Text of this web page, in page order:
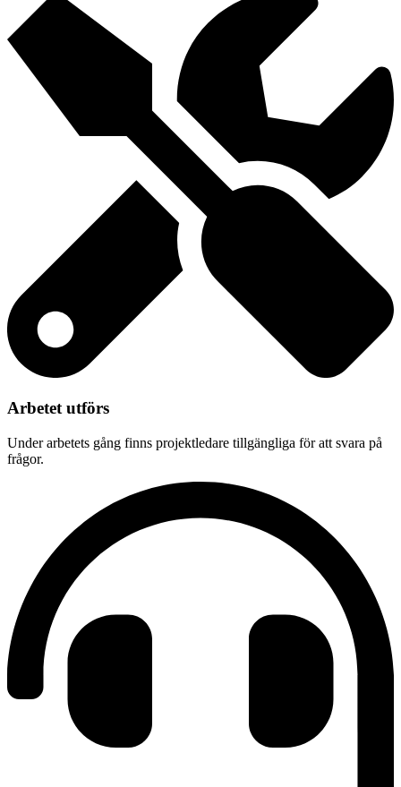
Arbetet utförs
Under arbetets gång finns projektledare tillgängliga för att svara på
frågor.